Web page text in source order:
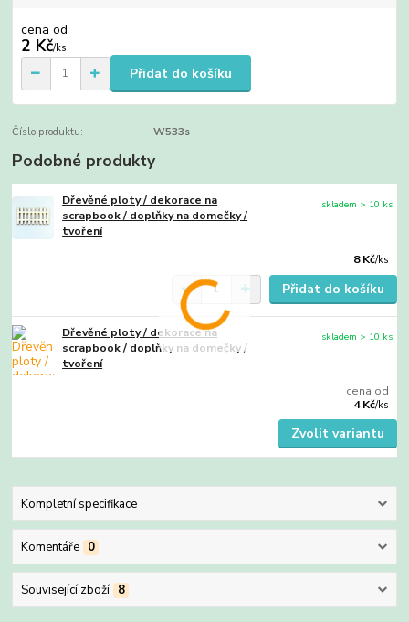
cena od
2 Kč/ks
Přidat do košíku
Číslo produktu: W533s
Podobné produkty
Dřevěné ploty / dekorace na
scrapbook / doplňky na domečky /
tvoření
8 Kč/ks
skladem > 10 ks
Přidat do košíku
Dřevěné ploty / dekorace na
scrapbook / doplňky na domečky /
tvoření
cena od
4 Kč/ks
skladem > 10 ks
Zvolit variantu
Kompletní specifikace
Komentáře 0
Související zboží 8